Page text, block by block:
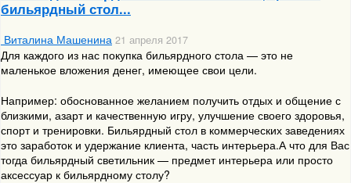
бильярдный стол...
Виталина Машенина 21 апреля 2017
Для каждого из нас покупка бильярдного стола — это не
маленькое вложения денег, имеющее свои цели.
Например: обоснованное желанием получить отдых и общение с
близкими, азарт и качественную игру, улучшение своего здоровья,
спорт и тренировки. Бильярдный стол в коммерческих заведениях
это заработок и удержание клиента, часть интерьера.А что для Вас
тогда бильярдный светильник — предмет интерьера или просто
аксессуар к бильярдному столу?